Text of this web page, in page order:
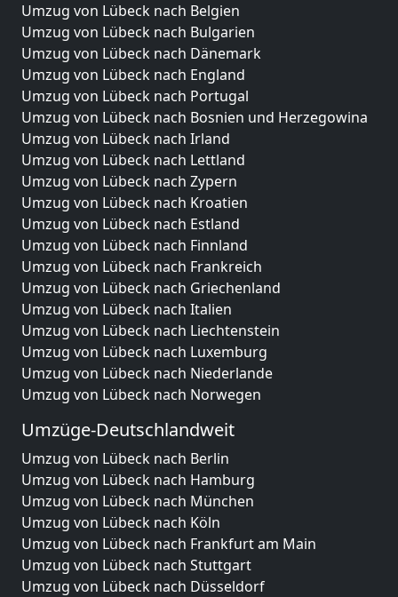
Umzug von Lübeck nach Belgien
Umzug von Lübeck nach Bulgarien
Umzug von Lübeck nach Dänemark
Umzug von Lübeck nach England
Umzug von Lübeck nach Portugal
Umzug von Lübeck nach Bosnien und Herzegowina
Umzug von Lübeck nach Irland
Umzug von Lübeck nach Lettland
Umzug von Lübeck nach Zypern
Umzug von Lübeck nach Kroatien
Umzug von Lübeck nach Estland
Umzug von Lübeck nach Finnland
Umzug von Lübeck nach Frankreich
Umzug von Lübeck nach Griechenland
Umzug von Lübeck nach Italien
Umzug von Lübeck nach Liechtenstein
Umzug von Lübeck nach Luxemburg
Umzug von Lübeck nach Niederlande
Umzug von Lübeck nach Norwegen
Umzüge-Deutschlandweit
Umzug von Lübeck nach Berlin
Umzug von Lübeck nach Hamburg
Umzug von Lübeck nach München
Umzug von Lübeck nach Köln
Umzug von Lübeck nach Frankfurt am Main
Umzug von Lübeck nach Stuttgart
Umzug von Lübeck nach Düsseldorf